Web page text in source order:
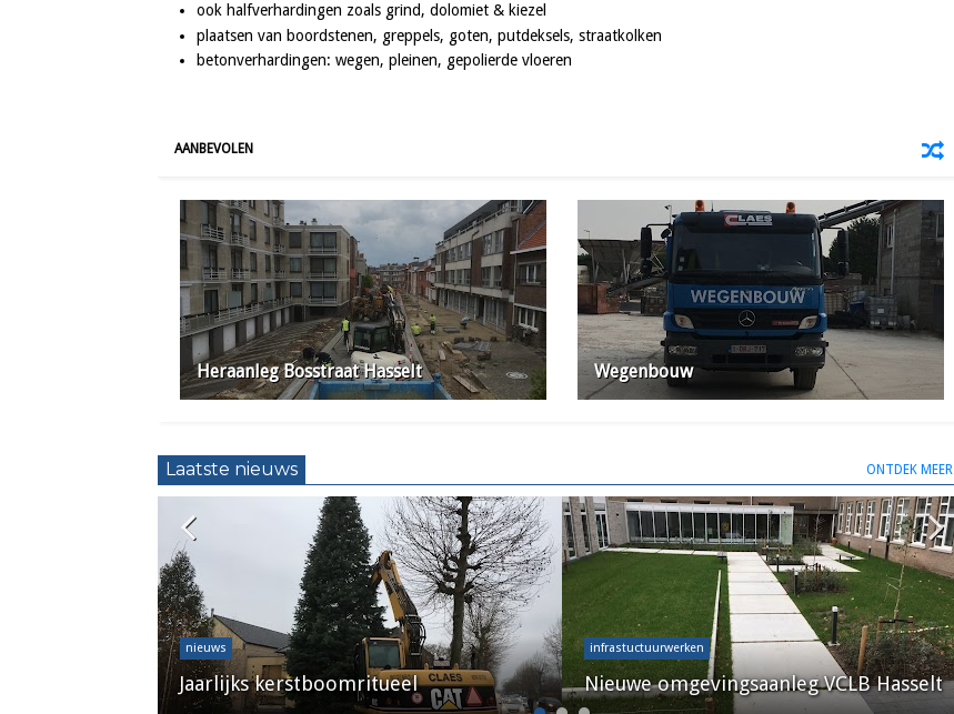
ook halfverhardingen zoals grind, dolomiet & kiezel
plaatsen van boordstenen, greppels, goten, putdeksels, straatkolken
betonverhardingen: wegen, pleinen, gepolierde vloeren
AANBEVOLEN
Heraanleg Bosstraat Hasselt Wegenbouw
Laatste nieuws ONTDEK MEER
nieuws
Jaarlijks kerstboomritueel
infrastuctuurwerken
Nieuwe omgevingsaanleg VCLB Hasselt